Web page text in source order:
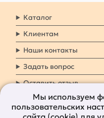
Каталог
Клиентам
Наши контакты
Задать вопрос
Оставить отзыв
8 800 7009
Мы используем
пользовательских